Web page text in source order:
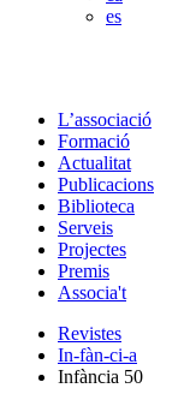
es
L’associació
Formació
Actualitat
Publicacions
Biblioteca
Serveis
Projectes
Premis
Associa't
Revistes
In-fàn-ci-a
Infància 50